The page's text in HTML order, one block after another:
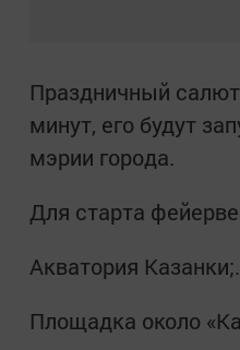
Праздничный
минут, его будут
мэрии города.
Для старта
Акватория Казанки;.
Площадка около